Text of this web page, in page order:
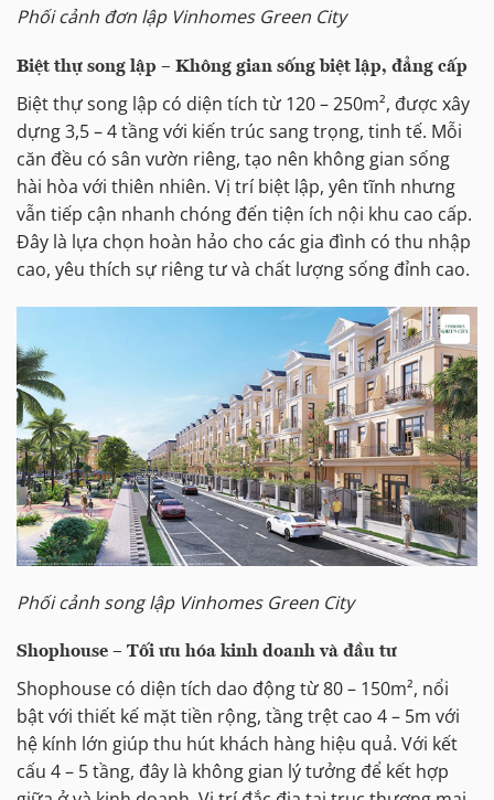
Phối cảnh đơn lập Vinhomes Green City
Biệt thự song lập – Không gian sống biệt lập, đẳng cấp
Biệt thự song lập có diện tích từ 120 – 250m², được xây
dựng 3,5 – 4 tầng với kiến trúc sang trọng, tinh tế. Mỗi
căn đều có sân vườn riêng, tạo nên không gian sống
hài hòa với thiên nhiên. Vị trí biệt lập, yên tĩnh nhưng
vẫn tiếp cận nhanh chóng đến tiện ích nội khu cao cấp.
Đây là lựa chọn hoàn hảo cho các gia đình có thu nhập
cao, yêu thích sự riêng tư và chất lượng sống đỉnh cao.
Phối cảnh song lập Vinhomes Green City
Shophouse – Tối ưu hóa kinh doanh và đầu tư
Shophouse có diện tích dao động từ 80 – 150m², nổi
bật với thiết kế mặt tiền rộng, tầng trệt cao 4 – 5m với
hệ kính lớn giúp thu hút khách hàng hiệu quả. Với kết
cấu 4 – 5 tầng, đây là không gian lý tưởng để kết hợp